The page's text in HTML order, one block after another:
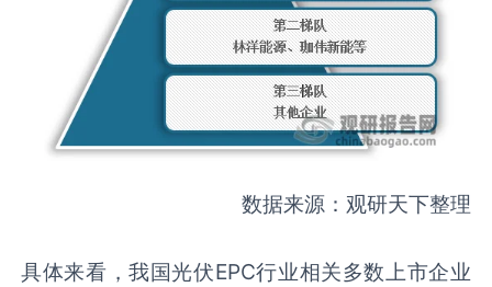
数据来源：观研天下整理
具体来看，我国光伏EPC行业相关多数上市企业